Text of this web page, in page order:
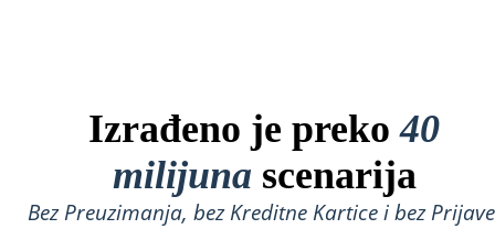
Izrađeno je preko40
milijuna scenarija
Bez Preuzimanja, bez Kreditne Kartice i bez